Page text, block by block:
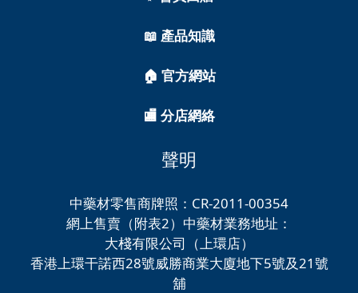
📖 產品知識
🏠 官方網站
🏬 分店網絡
聲明
中藥材零售商牌照：CR-2011-00354
網上售賣（附表2）中藥材業務地址：
大棧有限公司（上環店）
香港上環干諾西28號威勝商業大廈地下5號及21號
舖